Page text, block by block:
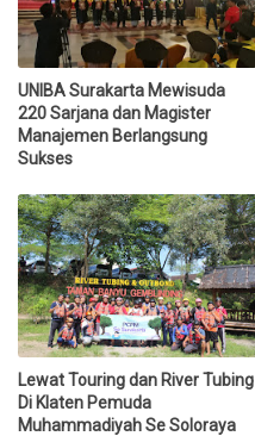
UNIBA Surakarta Mewisuda
220 Sarjana dan Magister
Manajemen Berlangsung
Sukses
Lewat Touring dan River Tubing
Di Klaten Pemuda
Muhammadiyah Se Soloraya